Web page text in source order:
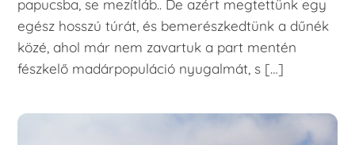
papucsba, se mezítláb.. De azért megtettünk egy
egész hosszú túrát, és bemerészkedtünk a dűnék
közé, ahol már nem zavartuk a part mentén
fészkelő madárpopuláció nyugalmát, s […]